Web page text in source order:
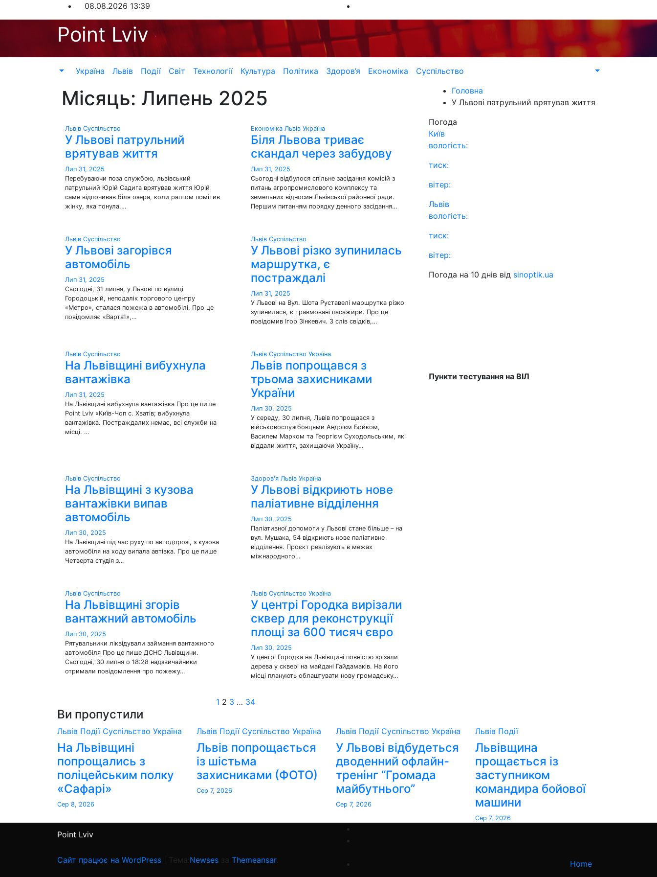
до
08.08.2026 13:39
Point Lviv
Україна Львів Події Світ Технології Культура Політика Здоров’я Економіка Суспільство
Місяць: Липень 2025
Головна
У Львові патрульний врятував життя
Львів Суспільство
У Львові патрульний
врятував життя
Лип 31, 2025
Перебуваючи поза службою, львівський
патрульний Юрій Садига врятував життя Юрій
саме відпочивав біля озера, коли раптом помітив
жінку, яка тонула.…
Економіка Львів Україна
Біля Львова триває
скандал через забудову
Лип 31, 2025
Сьогодні відбулося спільне засідання комісій з
питань агропромислового комплексу та
земельних відносин Львівської районної ради.
Першим питанням порядку денного засідання…
Львів Суспільство
У Львові загорівся
автомобіль
Лип 31, 2025
Сьогодні, 31 липня, у Львові по вулиці
Городоцькій, неподалік торгового центру
«Метро», сталася пожежа в автомобілі. Про це
повідомляє «Варта1»,…
Львів Суспільство
У Львові різко зупинилась
маршрутка, є
постраждалі
Лип 31, 2025
У Львові на Вул. Шота Руставелі маршрутка різко
зупинилася, є травмовані пасажири. Про це
повідомив Ігор Зінкевич. З слів свідків,…
Львів Суспільство
На Львівщині вибухнула
вантажівка
Лип 31, 2025
На Львівщині вибухнула вантажівка Про це пише
Point Lviv «Київ-Чоп с. Хватів; вибухнула
вантажівка. Постраждалих немає, всі служби на
місці. …
Львів Суспільство Україна
Львів попрощався з
трьома захисниками
України
Лип 30, 2025
У середу, 30 липня, Львів попрощався з
військовослужбовцями Андрієм Бойком,
Василем Марком та Георгієм Суходольським, які
віддали життя, захищаючи Україну…
Львів Суспільство
На Львівщині з кузова
вантажівки випав
автомобіль
Лип 30, 2025
На Львівщині під час руху по автодорозі, з кузова
автомобіля на ходу випала автівка. Про це пише
Четверта студія з…
Здоров'я Львів Україна
У Львові відкриють нове
паліативне відділення
Лип 30, 2025
Паліативної допомоги у Львові стане більше – на
вул. Мушака, 54 відкриють нове паліативне
відділення. Проєкт реалізують в межах
міжнародного…
Львів Суспільство
На Львівщині згорів
вантажний автомобіль
Лип 30, 2025
Рятувальники ліквідували займання вантажного
автомобіля Про це пише ДСНС Львівщини.
Сьогодні, 30 липня о 18:28 надзвичайники
отримали повідомлення про пожежу…
Львів Суспільство Україна
У центрі Городка вирізали
сквер для реконструкції
площі за 600 тисяч євро
Лип 30, 2025
У центрі Городка на Львівщині повністю зрізали
дерева у сквері на майдані Гайдамаків. На його
місці планують облаштувати нову громадську…
Пагінація
записів
1 2 3 … 34
Погода
Київ
вологість:
тиск:
вітер:
Львів
вологість:
тиск:
вітер:
Погода на 10 днів від sinoptik.ua
Пункти тестування на ВІЛ
Ви пропустили
Львів Події Суспільство Україна
На Львівщині
попрощались з
поліцейським полку
«Сафарі»
Сер 8, 2026
Львів Події Суспільство Україна
Львів попрощається
із шістьма
захисниками (ФОТО)
Сер 7, 2026
Львів Події Суспільство Україна
У Львові відбудеться
дводенний офлайн-
тренінг “Громада
майбутнього”
Сер 7, 2026
Львів Події
Львівщина
прощається із
заступником
командира бойової
машини
Сер 7, 2026
Point Lviv
Сайт працює на WordPress Тема:Newses за Themeansar. Home